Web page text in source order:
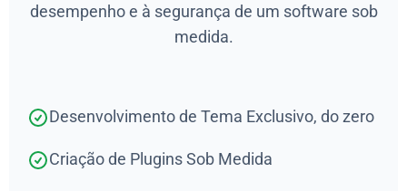
desempenho e à segurança de um software sob
medida.
Desenvolvimento de Tema Exclusivo, do zero
Criação de Plugins Sob Medida